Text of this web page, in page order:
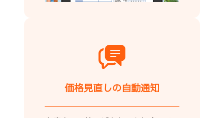
価格見直しの自動通知